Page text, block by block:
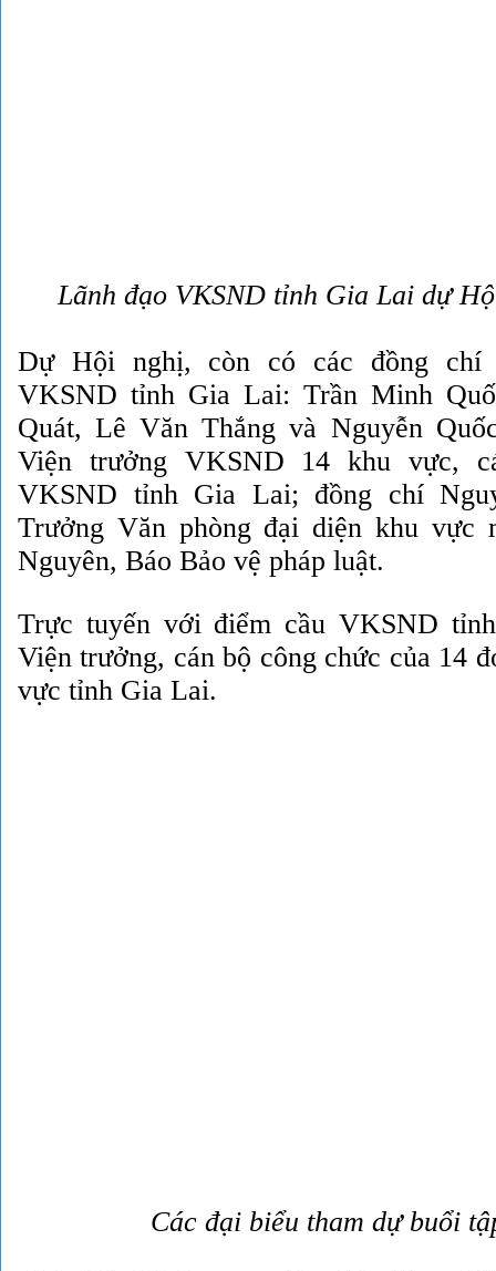
Lãnh đạo VKSND tỉnh Gia Lai dự
Dự Hội nghị, còn có các đồng chí
VKSND tỉnh Gia Lai: Trần Minh
Quát, Lê Văn Thắng và Nguyễn
Viện trưởng VKSND 14 khu vực,
VKSND tỉnh Gia Lai; đồng chí
Trưởng Văn phòng đại diện khu vực
Nguyên, Báo Bảo vệ pháp luật.
Trực tuyến với điểm cầu VKSND
Viện trưởng, cán bộ công chức của 14
vực tỉnh Gia Lai.
Các đại biểu tham dự buổi